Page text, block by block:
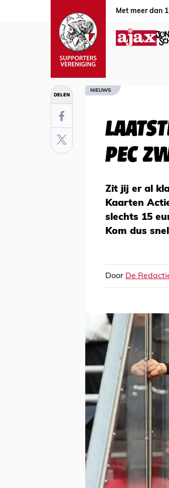
Met meer dan
DELEN NIEUWS
PEC
Zit jij er al
Kaarten
slechts 15
Kom dus
Door De